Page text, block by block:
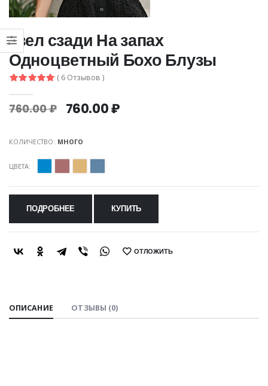
узел сзади На запах
Одноцветный Бохо Блузы
( 6 Отзывов )
760.00 ₽ 760.00 ₽
КОЛИЧЕСТВО: МНОГО
ЦВЕТА:
ПОДРОБНЕЕ КУПИТЬ
SHARE: ОТЛОЖИТЬ
ОПИСАНИЕ ОТЗЫВЫ (0)